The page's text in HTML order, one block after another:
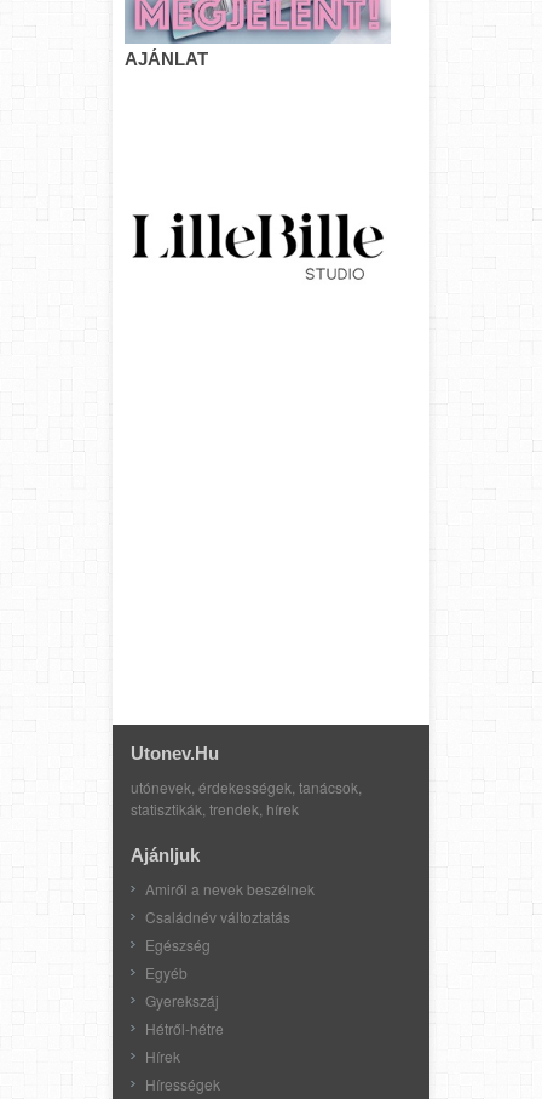
AJÁNLAT
Utonev.hu
utónevek, érdekességek, tanácsok,
statisztikák, trendek, hírek
Ajánljuk
Amiről a nevek beszélnek
Családnév változtatás
Egészség
Egyéb
Gyerekszáj
Hétről-hétre
Hírek
Hírességek